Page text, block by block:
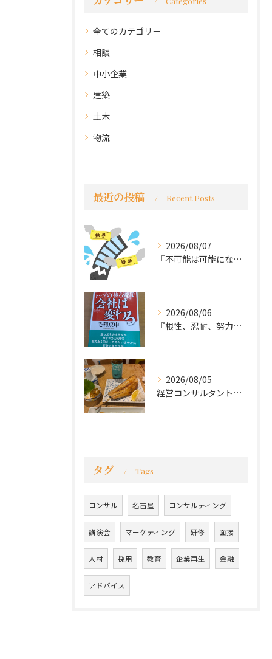
全てのカテゴリー
相談
中小企業
建築
土木
物流
最近の投稿 Recent Posts
2026/08/07
『不可能は可能になる』
2026/08/06
『根性、忍耐、努力という言葉は死語なのか』
2026/08/05
経営コンサルタントのモーちゃん・毛利京申です。
タグ Tags
コンサル 名古屋 コンサルティング
講演会 マーケティング 研修 面接
人材 採用 教育 企業再生 金融
アドバイス